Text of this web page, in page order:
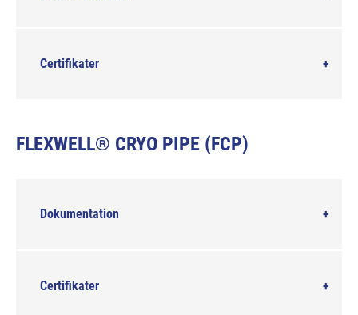
Certifikater
FLEXWELL® CRYO PIPE (FCP)
Dokumentation
Certifikater